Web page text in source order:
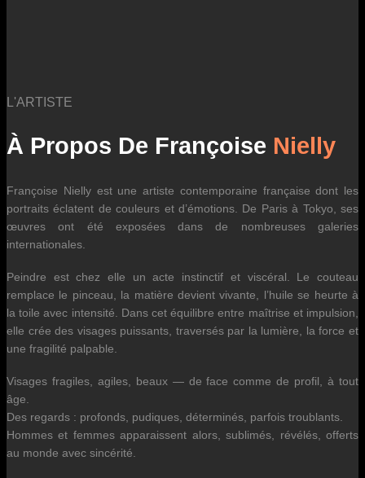
L'ARTISTE
À Propos De Françoise Nielly
Françoise Nielly est une artiste contemporaine française dont les
portraits éclatent de couleurs et d’émotions. De Paris à Tokyo, ses
œuvres ont été exposées dans de nombreuses galeries
internationales.
Peindre est chez elle un acte instinctif et viscéral. Le couteau
remplace le pinceau, la matière devient vivante, l’huile se heurte à
la toile avec intensité. Dans cet équilibre entre maîtrise et impulsion,
elle crée des visages puissants, traversés par la lumière, la force et
une fragilité palpable.
Visages fragiles, agiles, beaux — de face comme de profil, à tout
âge.
Des regards : profonds, pudiques, déterminés, parfois troublants.
Hommes et femmes apparaissent alors, sublimés, révélés, offerts
au monde avec sincérité.